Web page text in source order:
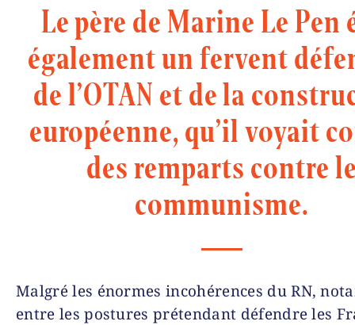
Le père de Marine Le Pen
également un fervent
de l’OTAN et de la
européenne, qu’il voyait
des remparts contre
communisme.
Malgré les énormes incohérences du RN,
entre les postures prétendant défendre les